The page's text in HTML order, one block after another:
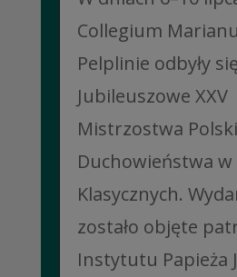
Collegium
Pelplinie odbyły się
Jubileuszowe XXV
Mistrzostwa Polski
Duchowieństwa w
Klasycznych.
zostało objęte
Instytutu Papieża